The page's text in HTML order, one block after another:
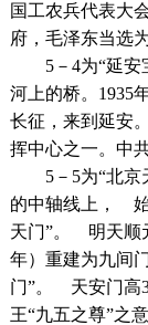
国工农兵代表大
府，毛泽东当选
5－4为“延安宝
河上的桥。1935
长征，来到延安
挥中心之一。中
5－5为“北京
的中轴线上，
天门”。 明天顺
年）重建为九间
门”。 天安门高
王“九五之尊”之